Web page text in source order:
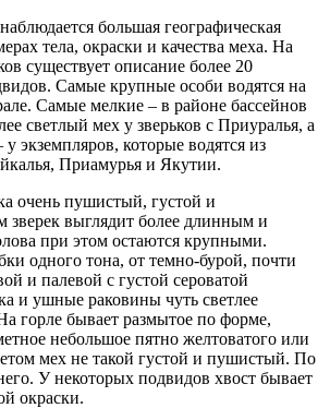
большая географическая
тела, окраски и качества меха. На
существует описание более 20
Самые крупные особи водятся на
Самые мелкие – в районе бассейнов
светлый мех у зверьков с Приуралья, а
экземпляров, которые водятся из
Приамурья и Якутии.
очень пушистый, густой и
зверек выглядит более длинным и
при этом остаются крупными.
одного тона, от темно-бурой, почти
и палевой с густой сероватой
и ушные раковины чуть светлее
горле бывает размытое по форме,
небольшое пятно желтоватого или
мех не такой густой и пушистый. По
У некоторых подвидов хвост бывает
окраски.